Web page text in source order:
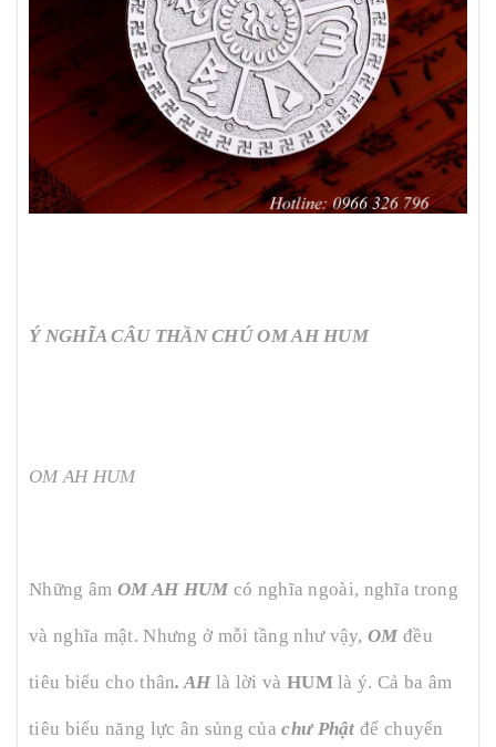
Ý NGHĨA CÂU THẦN CHÚ OM AH HUM
OM AH HUM
Những âm OM AH HUMcó nghĩa ngoài, nghĩa trong
và nghĩa mật. Nhưng ở mỗi tầng như vậy, OM đều
tiêu biểu cho thân. AHlà lời và HUMlà ý. Cả ba âm
tiêu biểu năng lực ân sủng củachư Phậtđể chuyển